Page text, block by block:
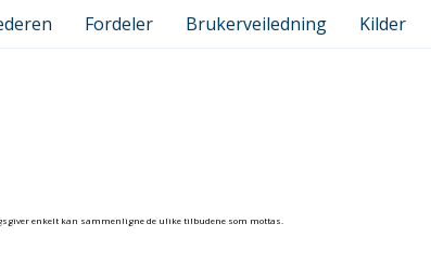
Fordeler Brukerveiledning Kilder
enkelt kan sammenligne de ulike tilbudene som mottas.